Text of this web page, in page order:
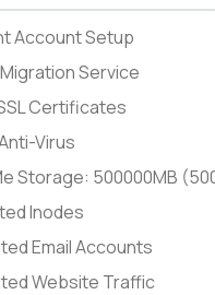
Account Setup
Service
Certificates
Virus
Storage: 500000MB
Inodes
Email Accounts
Website Traffic